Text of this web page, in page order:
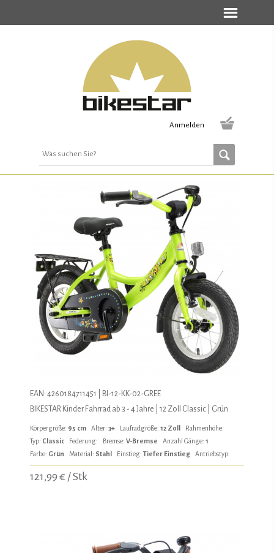
Anmelden
EAN: 4260184711451 | BI-12-KK-02-GREE
BIKESTAR Kinder Fahrrad ab 3 - 4 Jahre | 12 Zoll Classic | Grün
Körpergröße: 95 cm Alter: 3+ Laufradgröße: 12 Zoll
Rahmenhöhe:
Typ: Classic Federung: Bremse: V-Bremse Anzahl Gänge: 1
Farbe: Grün Material: Stahl Einstieg: Tiefer Einstieg Antriebstyp:
121,99 € / Stk